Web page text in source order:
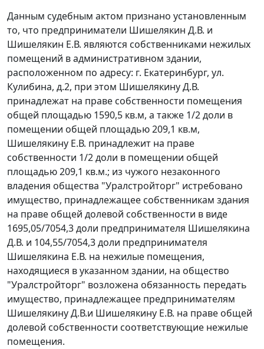
Данным судебным актом признано установленным
то, что предприниматели Шишелякин Д.В. и
Шишелякин Е.В. являются собственниками нежилых
помещений в административном здании,
расположенном по адресу: г. Екатеринбург, ул.
Кулибина, д.2, при этом Шишелякину Д.В.
принадлежат на праве собственности помещения
общей площадью 1590,5 кв.м, а также 1/2 доли в
помещении общей площадью 209,1 кв.м,
Шишелякину Е.В. принадлежит на праве
собственности 1/2 доли в помещении общей
площадью 209,1 кв.м.; из чужого незаконного
владения общества "Уралстройторг" истребовано
имущество, принадлежащее собственникам здания
на праве общей долевой собственности в виде
1695,05/7054,3 доли предпринимателя Шишелякина
Д.В. и 104,55/7054,3 доли предпринимателя
Шишелякина Е.В. на нежилые помещения,
находящиеся в указанном здании, на общество
"Уралстройторг" возложена обязанность передать
имущество, принадлежащее предпринимателям
Шишелякину Д.В.и Шишелякину Е.В. на праве общей
долевой собственности соответствующие нежилые
помещения.